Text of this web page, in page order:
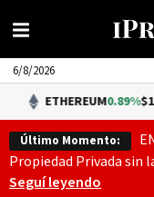
6/8/2026
0.89%$1,914.50
Último Momento:
Propiedad Privada sin
Seguí leyendo